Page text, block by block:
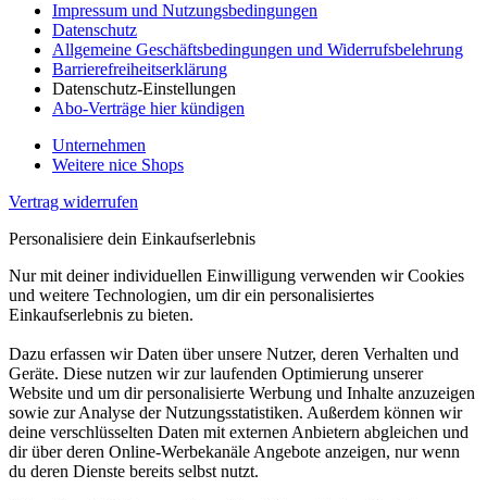
Impressum und Nutzungsbedingungen
Datenschutz
Allgemeine Geschäftsbedingungen und Widerrufsbelehrung
Barrierefreiheitserklärung
Datenschutz-Einstellungen
Abo-Verträge hier kündigen
Unternehmen
Weitere nice Shops
Vertrag widerrufen
Personalisiere dein Einkaufserlebnis
Nur mit deiner individuellen Einwilligung verwenden wir Cookies
und weitere Technologien, um dir ein personalisiertes
Einkaufserlebnis zu bieten.
Dazu erfassen wir Daten über unsere Nutzer, deren Verhalten und
Geräte. Diese nutzen wir zur laufenden Optimierung unserer
Website und um dir personalisierte Werbung und Inhalte anzuzeigen
sowie zur Analyse der Nutzungsstatistiken. Außerdem können wir
deine verschlüsselten Daten mit externen Anbietern abgleichen und
dir über deren Online-Werbekanäle Angebote anzeigen, nur wenn
du deren Dienste bereits selbst nutzt.